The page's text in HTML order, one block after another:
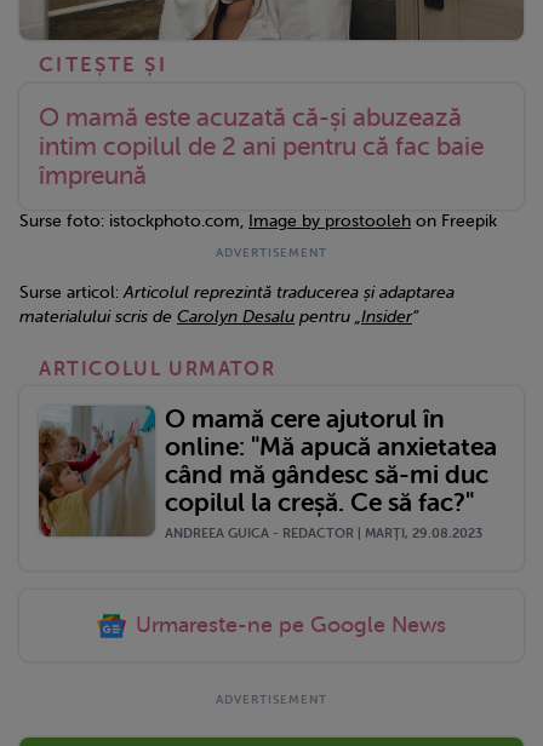
O mamă este acuzată că-și abuzează
intim copilul de 2 ani pentru că fac baie
împreună
Surse foto: istockphoto.com, Image by prostooleh on Freepik
Surse articol:Articolul reprezintă traducerea și adaptarea
materialului scris de Carolyn Desalu pentru „Insider”
ARTICOLUL URMATOR
O mamă cere ajutorul în
online: "Mă apucă anxietatea
când mă gândesc să-mi duc
copilul la creșă. Ce să fac?"
ANDREEA GUICA - REDACTOR | MARŢI, 29.08.2023
Urmareste-ne pe Google News